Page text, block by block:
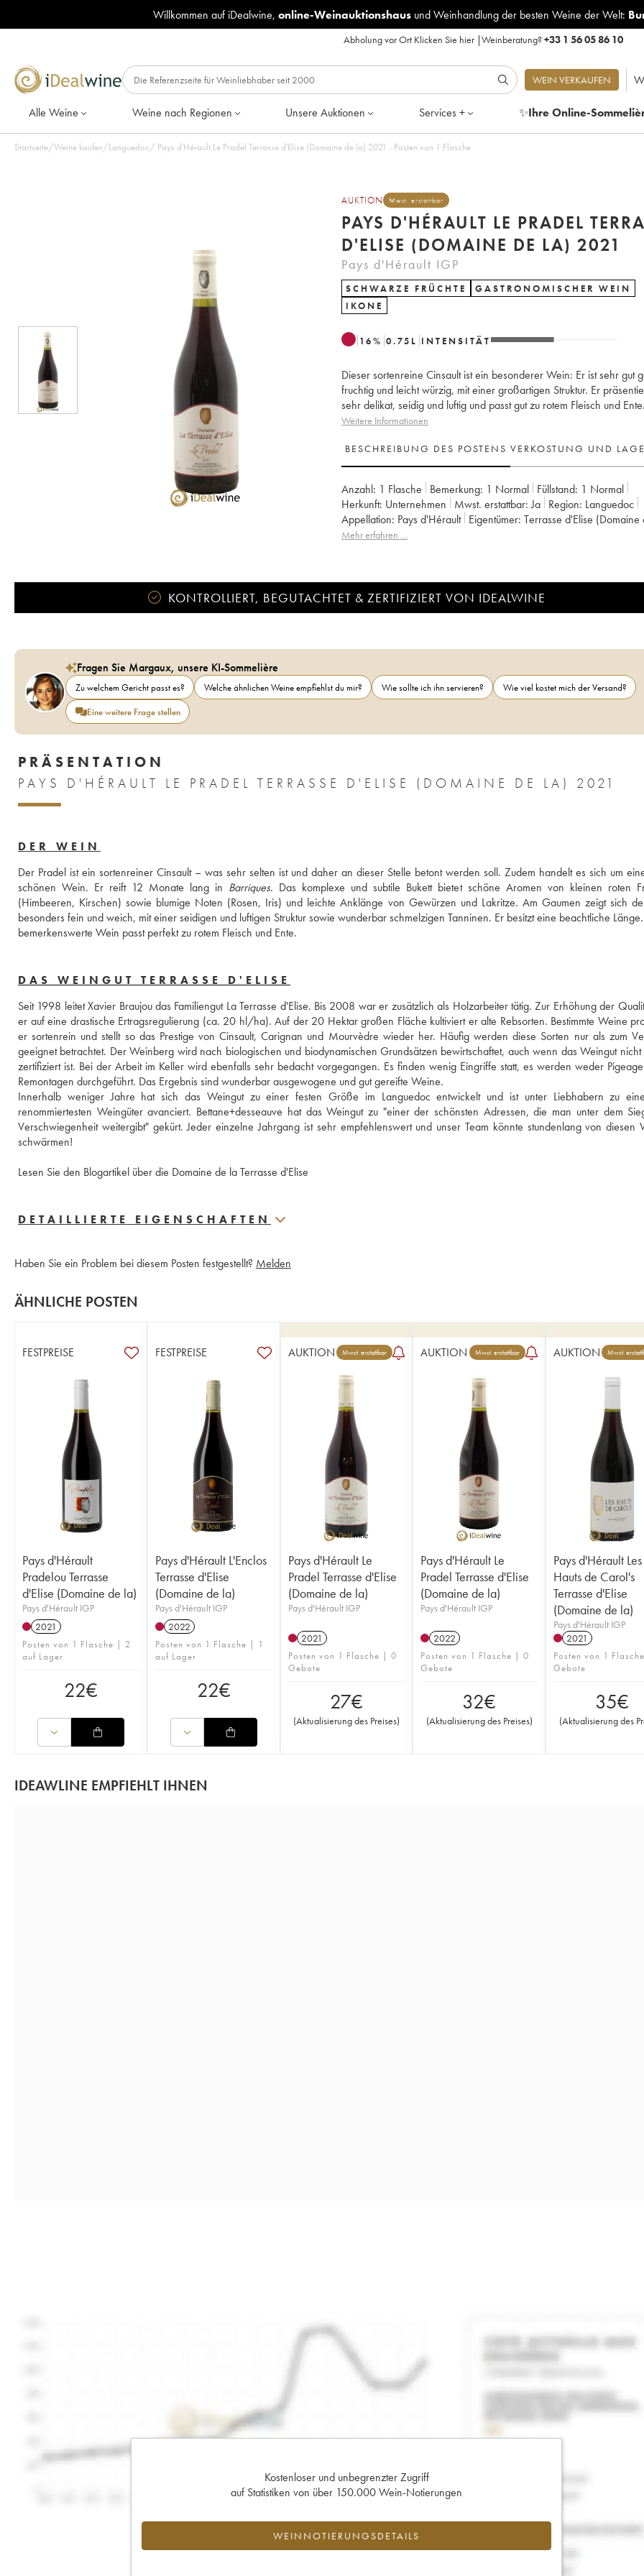
Willkommen auf iDealwine, online-Weinauktionshausund Weinhandlung der besten Weine der Welt:
Abholung vor Ort Klicken Sie hier|Weinberatung?+33 1 56 05 86 10
WEIN VERKAUFEN
Alle Weine Weine nach Regionen Unsere Auktionen Services + ✨Ihre Online-
Startseite/Weine kaufen/Languedoc/ Pays d'Hérault Le Pradel Terrasse d'Elise (Domaine de la) 2021 - Posten von 1 Flasche
AUKTION Mwst. erstattbar
PAYS D'HÉRAULT LE PRADEL
D'ELISE (DOMAINE DE LA) 2021
Pays d'Hérault IGP
SCHWARZE FRÜCHTE
GASTRONOMISCHER WEIN
IKONE
16% 0.75 L INTENSITÄT
Dieser sortenreine Cinsault ist ein besonderer Wein: Er ist sehr gut
fruchtig und leicht würzig, mit einer großartigen Struktur. Er
sehr delikat, seidig und luftig und passt gut zu rotem Fleisch und Ente.
Weitere Informationen
BESCHREIBUNG DES POSTENS VERKOSTUNG UND
Anzahl: 1 Flasche Bemerkung: 1 Normal Füllstand: 1 Normal
Herkunft:
unternehmen Mwst. erstattbar: ja Region: Languedoc
Appellation: Pays d'Hérault Eigentümer: Terrasse d'Elise
Mehr erfahren …
KONTROLLIERT, BEGUTACHTET & ZERTIFIZIERT VON IDEALWINE
Fragen Sie Margaux, unsere KI-Sommelière
Zu welchem Gericht passt es? Welche ähnlichen Weine empfiehlst du mir? Wie sollte ich ihn servieren?
Wie viel kostet mich der Versand?
Eine weitere Frage stellen
PRÄSENTATION
PAYS D'HÉRAULT LE PRADEL TERRASSE D'ELISE (DOMAINE DE LA) 2021
DER WEIN
Der Pradel ist ein sortenreiner Cinsault – was sehr selten ist und daher an dieser Stelle betont werden soll. Zudem handelt es sich um
schönen Wein. Er reift 12 Monate lang in Barriques. Das komplexe und subtile Bukett bietet schöne Aromen von kleinen roten
(Himbeeren, Kirschen) sowie blumige Noten (Rosen, Iris) und leichte Anklänge von Gewürzen und Lakritze. Am Gaumen zeigt sich
besonders fein und weich, mit einer seidigen und luftigen Struktur sowie wunderbar schmelzigen Tanninen. Er besitzt eine beachtliche
bemerkenswerte Wein passt perfekt zu rotem Fleisch und Ente.
DAS WEINGUT TERRASSE D'ELISE
Seit 1998 leitet Xavier Braujou das Familiengut La Terrasse d'Elise. Bis 2008 war er zusätzlich als Holzarbeiter tätig. Zur Erhöhung der
er auf eine drastische Ertragsregulierung (ca. 20 hl/ha). Auf der 20 Hektar großen Fläche kultiviert er alte Rebsorten. Bestimmte Weine
er sortenrein und stellt so das Prestige von Cinsault, Carignan und Mourvèdre wieder her. Häufig werden diese Sorten nur als zum
geeignet betrachtet. Der Weinberg wird nach biologischen und biodynamischen Grundsätzen bewirtschaftet, auch wenn das Weingut
zertifiziert ist. Bei der Arbeit im Keller wird ebenfalls sehr bedacht vorgegangen. Es finden wenig Eingriffe statt, es werden weder
Remontagen durchgeführt. Das Ergebnis sind wunderbar ausgewogene und gut gereifte Weine.
Innerhalb weniger Jahre hat sich das Weingut zu einer festen Größe im Languedoc entwickelt und ist unter Liebhabern zu
renommiertesten Weingüter avanciert. Bettane+desseauve hat das Weingut zu "einer der schönsten Adressen, die man unter dem
Verschwiegenheit weitergibt" gekürt. Jeder einzelne Jahrgang ist sehr empfehlenswert und unser Team könnte stundenlang von diesen
schwärmen!
Lesen Sie den Blogartikel über die Domaine de la Terrasse d'Elise
DETAILLIERTE EIGENSCHAFTEN
Haben Sie ein Problem bei diesem Posten festgestellt? Melden
ÄHNLICHE POSTEN
FESTPREISE
Pays d'Hérault
Pradelou Terrasse
d'Elise (Domaine de la)
Pays d'Hérault IGP
2021
Posten von 1 Flasche | 2
auf Lager
22€
FESTPREISE
Pays d'Hérault L'Enclos
Terrasse d'Elise
(Domaine de la)
Pays d'Hérault IGP
2022
Posten von 1 Flasche | 1
auf Lager
22€
AUKTION Mwst. erstattbar
Pays d'Hérault Le
Pradel Terrasse d'Elise
(Domaine de la)
Pays d'Hérault IGP
2021
Posten von 1 Flasche | 0
Gebote
27€
(Aktualisierung des Preises)
AUKTION Mwst. erstattbar
Pays d'Hérault Le
Pradel Terrasse d'Elise
(Domaine de la)
Pays d'Hérault IGP
2022
Posten von 1 Flasche | 0
Gebote
32€
(Aktualisierung des Preises)
AUKTION Mwst.
Pays d'Hérault Les
Hauts de Carol's
Terrasse d'Elise
(Domaine de la)
Pays d'Hérault IGP
2021
Posten von 1
Gebote
35€
(Aktualisierung des
IDEAWLINE EMPFIEHLT IHNEN
Kostenloser und unbegrenzter Zugriff
auf Statistiken von über 150.000 Wein-Notierungen
WEINNOTIERUNGSDETAILS